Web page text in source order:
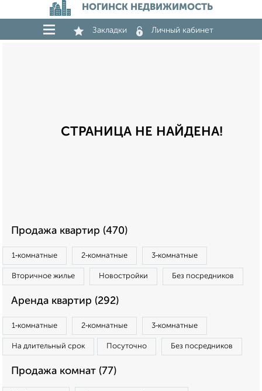
НОГИНСК НЕДВИЖИМОСТЬ
Закладки Личный кабинет
СТРАНИЦА НЕ НАЙДЕНА!
Продажа квартир (470)
1‑комнатные 2‑комнатные 3‑комнатные
Вторичное жилье Новостройки Без посредников
Аренда квартир (292)
1‑комнатные 2‑комнатные 3‑комнатные
На длительный срок Посуточно Без посредников
Продажа комнат (77)